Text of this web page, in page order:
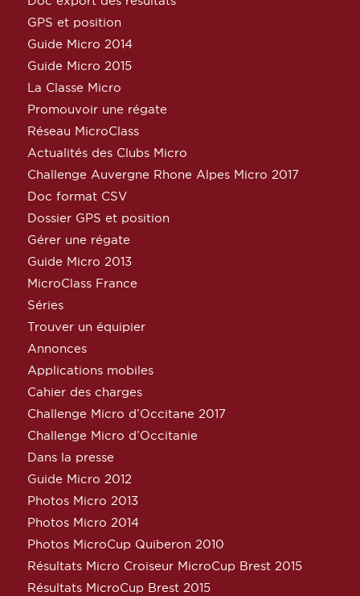
GPS et position
Guide Micro 2014
Guide Micro 2015
La Classe Micro
Promouvoir une régate
Réseau MicroClass
Actualités des Clubs Micro
Challenge Auvergne Rhone Alpes Micro 2017
Doc format CSV
Dossier GPS et position
Gérer une régate
Guide Micro 2013
MicroClass France
Séries
Trouver un équipier
Annonces
Applications mobiles
Cahier des charges
Challenge Micro d’Occitane 2017
Challenge Micro d’Occitanie
Dans la presse
Guide Micro 2012
Photos Micro 2013
Photos Micro 2014
Photos MicroCup Quiberon 2010
Résultats Micro Croiseur MicroCup Brest 2015
Résultats MicroCup Brest 2015